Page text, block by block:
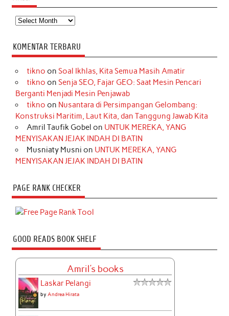
Arsip
KOMENTAR TERBARU
tikno on Soal Ikhlas, Kita Semua Masih Amatir
tikno on Senja SEO, Fajar GEO: Saat Mesin Pencari
Berganti Menjadi Mesin Penjawab
tikno on Nusantara di Persimpangan Gelombang:
Konstruksi Maritim, Laut Kita, dan Tanggung Jawab Kita
Amril Taufik Gobel on UNTUK MEREKA, YANG
MENYISAKAN JEJAK INDAH DI BATIN
Musniaty Musni on UNTUK MEREKA, YANG
MENYISAKAN JEJAK INDAH DI BATIN
PAGE RANK CHECKER
GOOD READS BOOK SHELF
Amril's books
Laskar Pelangi
byAndrea Hirata